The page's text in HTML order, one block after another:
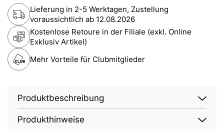
Lieferung in 2-5 Werktagen, Zustellung
voraussichtlich ab 12.08.2026
Kostenlose Retoure in der Filiale (exkl. Online
Exklusiv Artikel)
Mehr Vorteile für Clubmitglieder
Produktbeschreibung
Produkthinweise